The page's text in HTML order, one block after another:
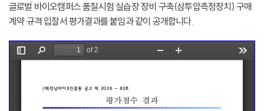
글로벌 바이오캠퍼스 품질시험 실습장 장비 구축(삼투압측정장치) 구매
계약 규격 입찰서 평가결과를 붙임과 같이 공개합니다.